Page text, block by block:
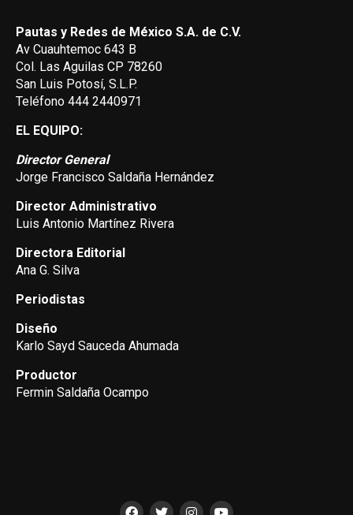
Pautas y Redes de México S.A. de C.V.
Av Cuauhtemoc 643 B
Col. Las Aguilas CP 78260
San Luis Potosí, S.L.P.
Teléfono 444 2440971
EL EQUIPO:
Director General
Jorge Francisco Saldaña Hernández
Director Administrativo
Luis Antonio Martínez Rivera
Directora Editorial
Ana G. Silva
Periodistas
Diseño
Karlo Sayd Sauceda Ahumada
Productor
Fermin Saldaña Ocampo